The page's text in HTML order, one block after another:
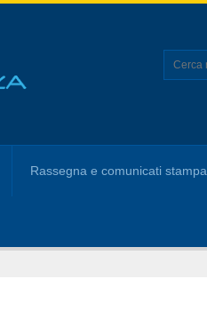
Rassegna e comunicati stampa